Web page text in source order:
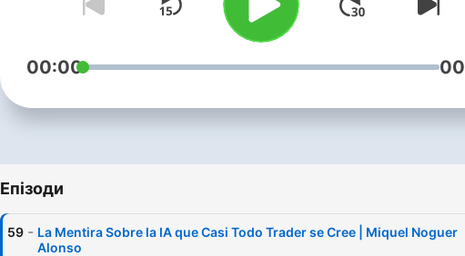
de la mejor estrategia para
operar. Te vamos a abrir un
mundo por explorar en
vas a encontrar. Está
trading y que quieren
para esas dificultades que
00:00
Епізоди
59 - La Mentira Sobre la IA que Casi Todo Trader se Cree | Miquel Noguer
Alonso